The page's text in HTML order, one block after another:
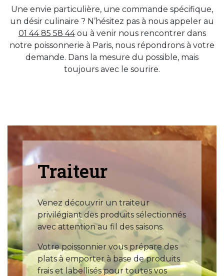
Une envie particulière, une commande spécifique,
un désir culinaire ? N’hésitez pas à nous appeler au
01 44 85 58 44ou à venir nous rencontrer dans
notre poissonnerie à Paris, nous répondrons à votre
demande. Dans la mesure du possible, mais
toujours avec le sourire.
Traiteur
Venez découvrir un traiteur
privilégiant des produits sélectionnés
avec attention au fil des saisons.
Votre poissonnier vous prépare des
plats à emporter à base de produits
frais et labellisés pour toutes vos